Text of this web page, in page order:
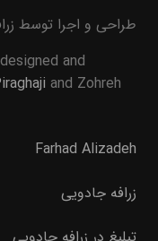
طراحی و اجرا توسط
and
and Zohreh
Farhad Alizadeh
زرافه جادویی